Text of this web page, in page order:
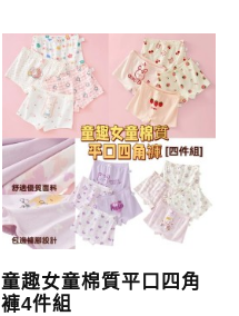
童趣女童棉質平口四角
褲4件組